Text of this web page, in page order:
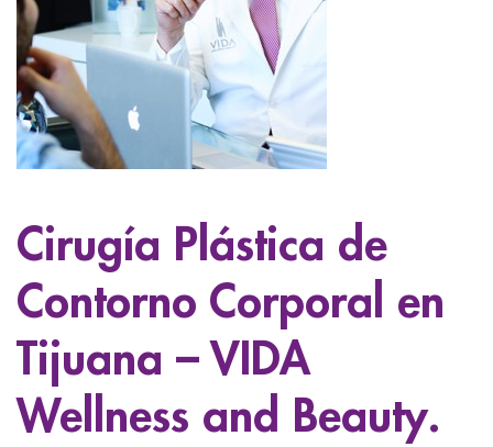
menu
menu
menu
menu
Cirugía Plástica de
Contorno Corporal en
Tijuana – VIDA
Wellness and Beauty.